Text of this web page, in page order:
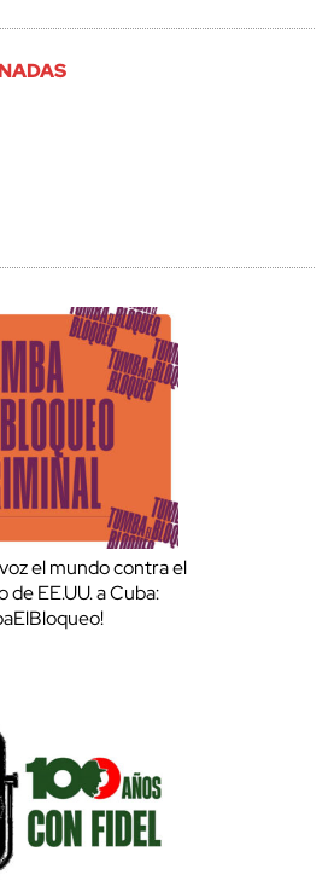
el mundo contra el
de EE.UU. a Cuba: